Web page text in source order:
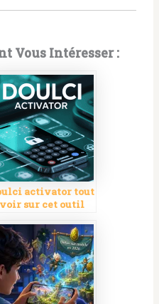
Vous Intéresser :
activator tout
sur cet outil